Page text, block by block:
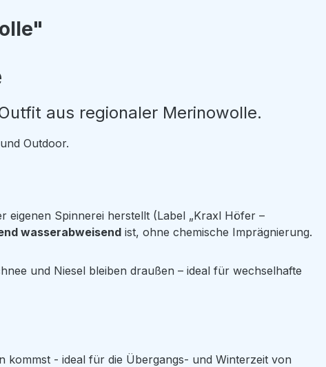
aus regionaler Merinowolle.
Outdoor.
eigenen Spinnerei herstellt (Label „Kraxl Höfer –
wasserabweisend ist, ohne chemische Imprägnierung.
und Niesel bleiben draußen – ideal für wechselhafte
kommst - ideal für die Übergangs- und Winterzeit von